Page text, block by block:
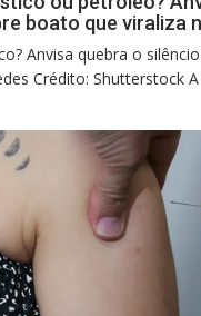
boato que viraliza
Anvisa quebra o
Crédito: Shutterstock A